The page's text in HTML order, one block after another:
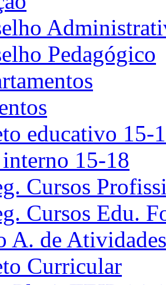
Pedagógico
educativo 15-
15-18
Cursos
Cursos Edu.
A. de Atividades
Curricular